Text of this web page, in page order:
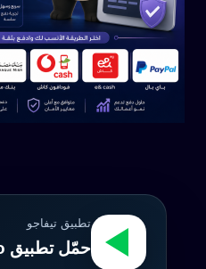
تطبيق تيفاجو
حمّل تطبيق Tefagoo Pro الآن